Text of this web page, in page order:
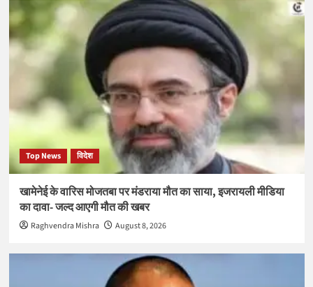
Top News विदेश
खामेनेई के वारिस मोजतबा पर मंडराया मौत का साया, इजरायली मीडिया
का दावा- जल्द आएगी मौत की खबर
Raghvendra Mishra August 8, 2026